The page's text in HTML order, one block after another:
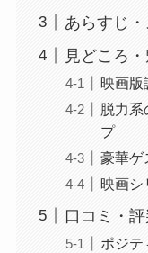
あらすじ
見どころ
映画版
脱力系
プ
豪華ゲ
映画シ
口コミ・評
ポジテ